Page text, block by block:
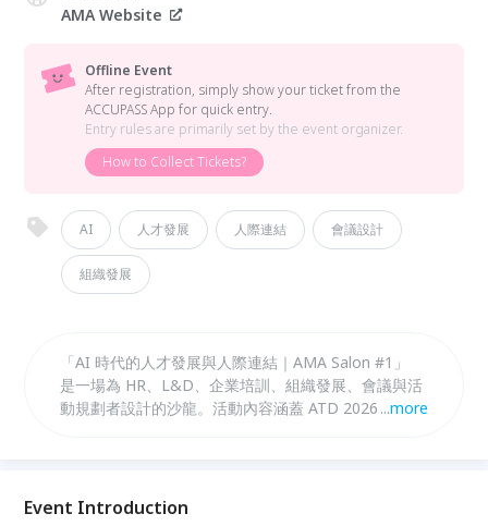
AMA Website
Offline Event
After registration, simply show your ticket from the
ACCUPASS App for quick entry.
Entry rules are primarily set by the event organizer.
How to Collect Tickets?
AI 人才發展 人際連結 會議設計
組織發展
「AI 時代的人才發展與人際連結｜AMA Salon #1」
是一場為 HR、L&D、企業培訓、組織發展、會議與活
動規劃者設計的沙龍。活動內容涵蓋 ATD 2026 國際
情境出發，獲得專業對話、實用靈感，重新思考 AI 時
...more
Event Introduction